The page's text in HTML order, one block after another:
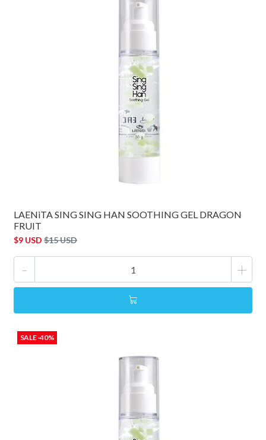
LAENiTA SING SING HAN SOOTHING GEL DRAGON
FRUIT
$9 USD $15 USD
- +
SALE -40%